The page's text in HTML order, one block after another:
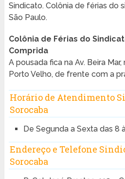
Sindicato. Colônia de férias do
São Paulo.
Colônia de Férias do
Comprida
A pousada fica na Av. Beira
Porto Velho, de frente com a
Horário de Atendimento
Sorocaba
De Segunda a Sexta das 8
Endereço e Telefone
Sorocaba